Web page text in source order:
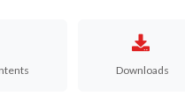
Downloads